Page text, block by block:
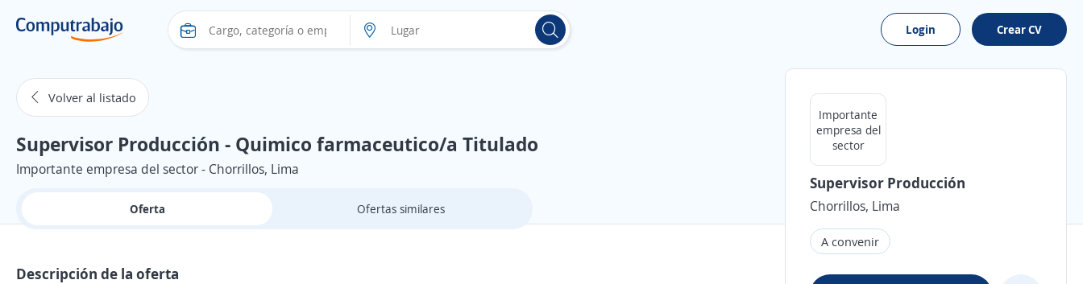
Login Crear CV
Volver al listado
Supervisor Producción - Quimico farmaceutico/a Titulado
Importante empresa del sector - Chorrillos, Lima
Oferta Ofertas similares
Descripción de la oferta
Importante
empresa del
sector
Supervisor Producción
Chorrillos, Lima
A convenir